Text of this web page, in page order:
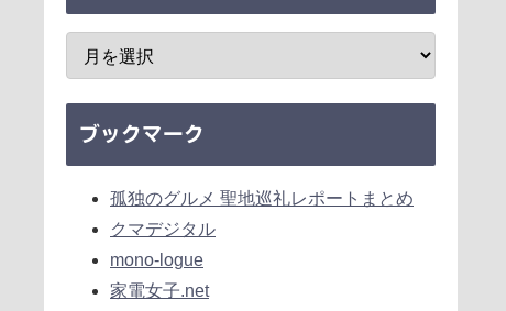
ブックマーク
孤独のグルメ 聖地巡礼レポートまとめ
クマデジタル
mono-logue
家電女子.net